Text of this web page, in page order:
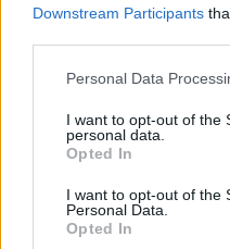
Downstream Participants
Please note that this
not limited to your visit or
grant or deny consent to
use your data for below
consent section.
Personal Data
I want to opt-out of the
personal data.
Opted In
I want to opt-out of the
Personal Data.
Opted In
Idén is PajTáska, egy
iskolakezdéshez